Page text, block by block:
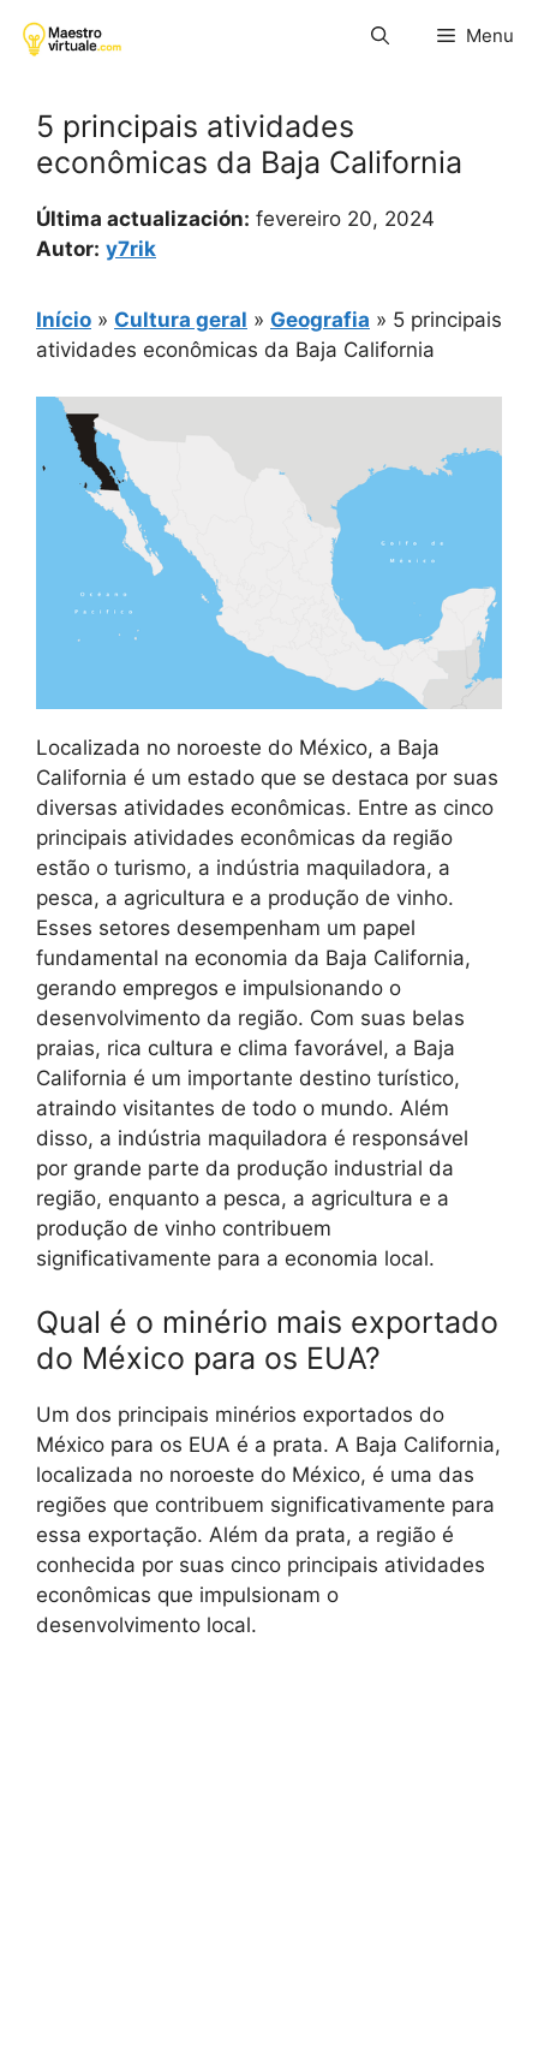
para
Menu
5 principais atividades
econômicas da Baja California
Última actualización: fevereiro 20, 2024
Autor: y7rik
Início » Cultura geral » Geografia » 5 principais
atividades econômicas da Baja California
Localizada no noroeste do México, a Baja
California é um estado que se destaca por suas
diversas atividades econômicas. Entre as cinco
principais atividades econômicas da região
estão o turismo, a indústria maquiladora, a
pesca, a agricultura e a produção de vinho.
Esses setores desempenham um papel
fundamental na economia da Baja California,
gerando empregos e impulsionando o
desenvolvimento da região. Com suas belas
praias, rica cultura e clima favorável, a Baja
California é um importante destino turístico,
atraindo visitantes de todo o mundo. Além
disso, a indústria maquiladora é responsável
por grande parte da produção industrial da
região, enquanto a pesca, a agricultura e a
produção de vinho contribuem
significativamente para a economia local.
Qual é o minério mais exportado
do México para os EUA?
Um dos principais minérios exportados do
México para os EUA é a prata. A Baja California,
localizada no noroeste do México, é uma das
regiões que contribuem significativamente para
essa exportação. Além da prata, a região é
conhecida por suas cinco principais atividades
econômicas que impulsionam o
desenvolvimento local.